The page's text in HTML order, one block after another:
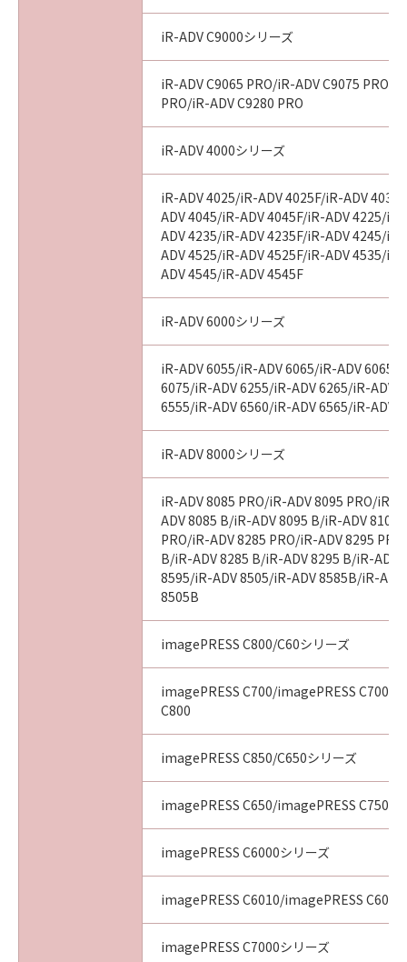
declared or found to be illegal by any court or
tribunal of competent jurisdiction, such
section shall be null and void with respect to
the jurisdiction of that court or tribunal and
all the remaining provisions hereof shall
remain in full force and effect.
YOUR ACCEPTANCE AS STATED BELOW OR
INSTALLING THE SOFTWARE, YOU
ACKNOWLEDGE THAT YOU HAVE READ THIS
AGREEMENT, UNDERSTOOD IT, AND AGREE
TO BE BOUND BY ITS TERMS AND
CONDITIONS. YOU ALSO AGREE THAT THIS
AGREEMENT IS THE COMPLETE AND
EXCLUSIVE STATEMENT OF AGREEMENT
BETWEEN YOU AND CANON CONCERNING
THE SUBJECT MATTER HEREOF AND
SUPERSEDES ALL PROPOSALS OR PRIOR
AGREEMENTS, VERBAL OR WRITTEN, AND
YOU AND CANON RELATING TO THE
SUBJECT MATTER HEREOF. NO AMENDMENT
TO THIS AGREEMENT SHALL BE EFFECTIVE
UNLESS SIGNED BY A DULY AUTHORISED
REPRESENTATIVE OF CANON.
Should you have any questions concerning
this Agreement, or if you desire to contact
Canon for any reason, please write to Canon's
sales subsidiary or distributor/dealer, serving
the country where you obtained the
No. I010G016926
iR-ADV C9000シリーズ
iR-ADV C9065 PRO/iR-ADV C9075 PRO/
PRO/iR-ADV C9280 PRO
iR-ADV 4000シリーズ
iR-ADV 4025/iR-ADV 4025F/iR-ADV
ADV 4045/iR-ADV 4045F/iR-ADV 4225/
ADV 4235/iR-ADV 4235F/iR-ADV 4245/
ADV 4525/iR-ADV 4525F/iR-ADV 4535/
ADV 4545/iR-ADV 4545F
iR-ADV 6000シリーズ
iR-ADV 6055/iR-ADV 6065/iR-ADV 6065-
6075/iR-ADV 6255/iR-ADV 6265/iR-ADV
6555/iR-ADV 6560/iR-ADV 6565/iR-ADV
iR-ADV 8000シリーズ
iR-ADV 8085 PRO/iR-ADV 8095 PRO/iR-
ADV 8085 B/iR-ADV 8095 B/iR-ADV 8105
PRO/iR-ADV 8285 PRO/iR-ADV 8295
B/iR-ADV 8285 B/iR-ADV 8295 B/iR-ADV
8595/iR-ADV 8505/iR-ADV 8585B/iR-
8505B
imagePRESS C800/C60シリーズ
imagePRESS C700/imagePRESS C700L/
C800
imagePRESS C850/C650シリーズ
imagePRESS C650/imagePRESS C750/
imagePRESS C6000シリーズ
imagePRESS C6010/imagePRESS C6011
imagePRESS C7000シリーズ